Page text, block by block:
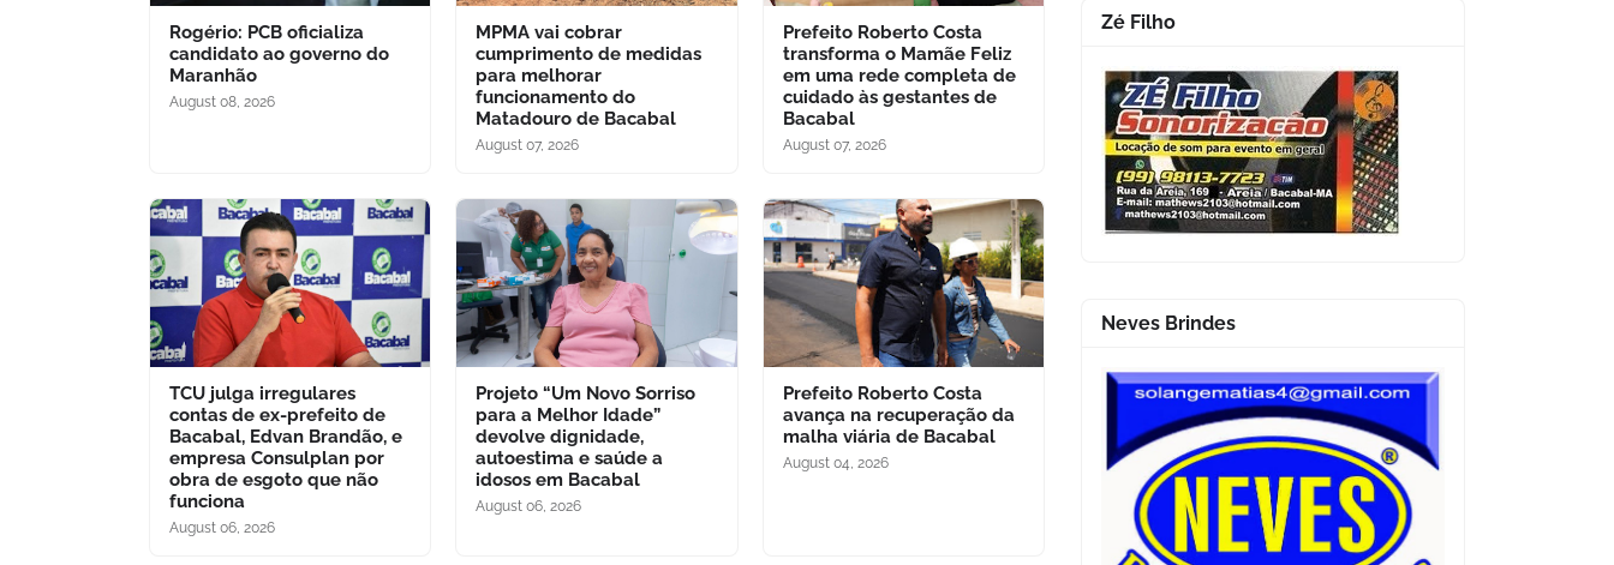
Rogério: PCB oficializa
candidato ao governo do
Maranhão
August 08, 2026
MPMA vai cobrar
cumprimento de medidas
para melhorar
funcionamento do
Matadouro de Bacabal
August 07, 2026
Prefeito Roberto Costa
transforma o Mamãe Feliz
em uma rede completa de
cuidado às gestantes de
Bacabal
August 07, 2026
TCU julga irregulares
contas de ex-prefeito de
Bacabal, Edvan Brandão, e
empresa Consulplan por
obra de esgoto que não
funciona
August 06, 2026
Projeto “Um Novo Sorriso
para a Melhor Idade”
devolve dignidade,
autoestima e saúde a
idosos em Bacabal
August 06, 2026
Prefeito Roberto Costa
avança na recuperação da
malha viária de Bacabal
August 04, 2026
Zé Filho
Neves Brindes